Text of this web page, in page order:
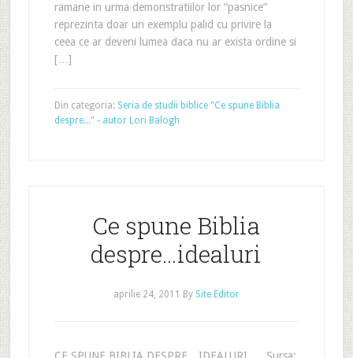
ramane in urma demonstratiilor lor “pasnice”
reprezinta doar un exemplu palid cu privire la
ceea ce ar deveni lumea daca nu ar exista ordine si
[…]
Din categoria: Seria de studii biblice "Ce spune Biblia
despre..." - autor Lori Balogh
Ce spune Biblia
despre…idealuri
aprilie 24, 2011 By Site Editor